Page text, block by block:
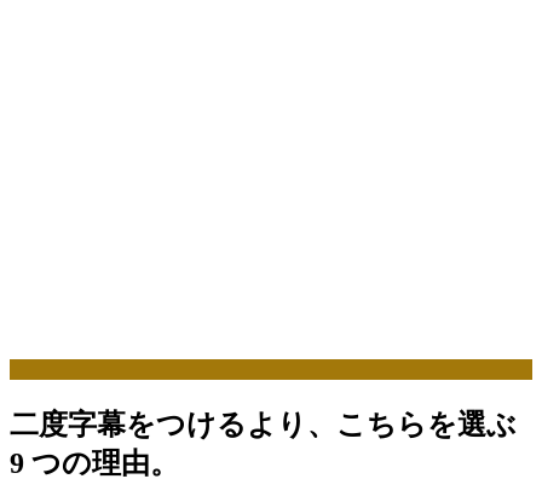
二度字幕をつけるより、こちらを選ぶ
9 つの理由。